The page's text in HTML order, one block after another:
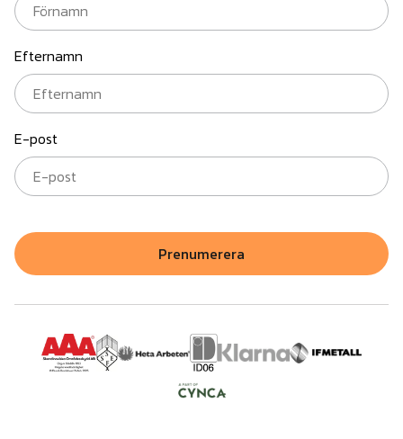
Efternamn
E-post
Prenumerera